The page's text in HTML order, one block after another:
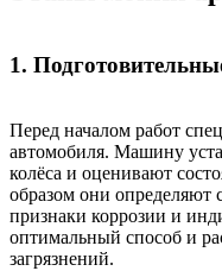
1.
Перед началом работ
автомобиля. Машину
колёса и оценивают
образом они определяют
признаки коррозии и
оптимальный способ и
загрязнений.